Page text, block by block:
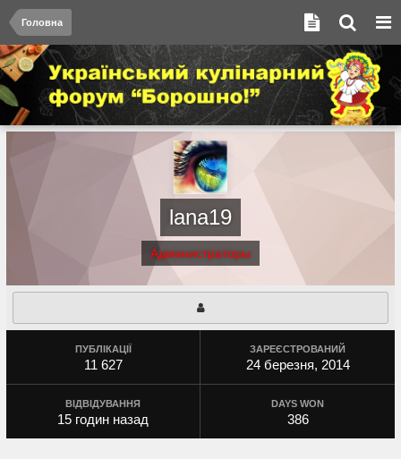
Головна
lana19
Администраторы
ПУБЛІКАЦІЇ
11 627
ЗАРЕЄСТРОВАНИЙ
24 березня, 2014
ВІДВІДУВАННЯ
15 годин назад
DAYS WON
386